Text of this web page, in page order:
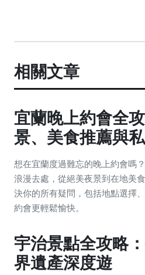
相關文章
宜蘭晚上約會全
景、美食推薦與
想在宜蘭度過難忘的晚上約會嗎
浪漫去處，從絕美夜景到在地美
決你的所有疑問，包括地點選擇
約會更輕鬆愉快。
宇治景點全攻略
界遺產深度遊